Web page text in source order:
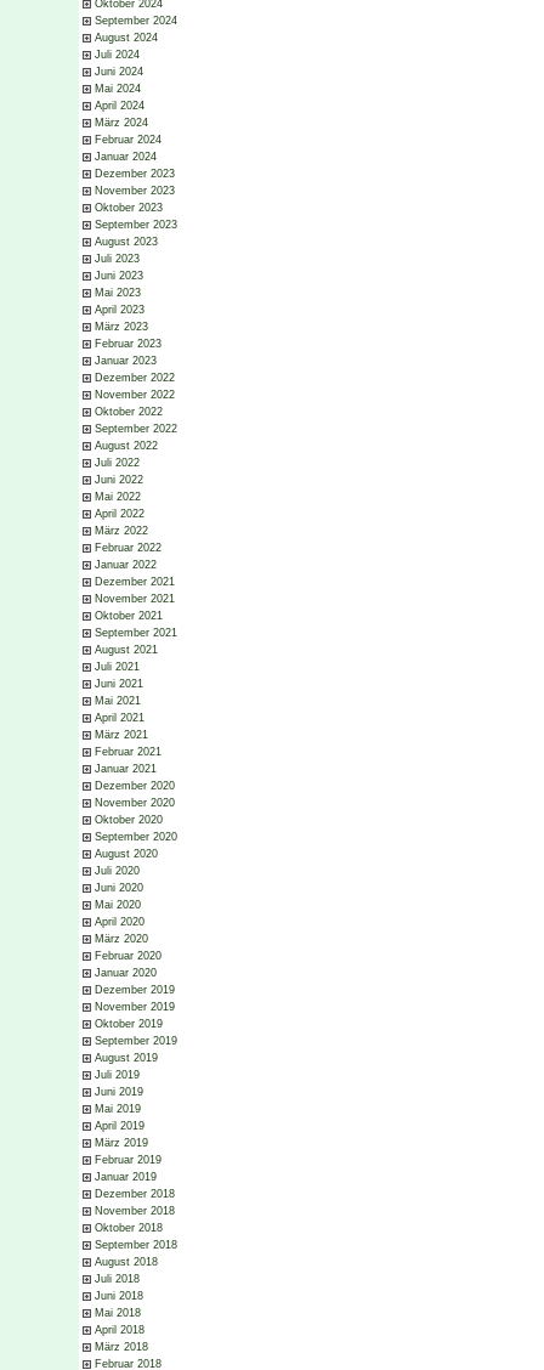
Oktober 2024
September 2024
August 2024
Juli 2024
Juni 2024
Mai 2024
April 2024
März 2024
Februar 2024
Januar 2024
Dezember 2023
November 2023
Oktober 2023
September 2023
August 2023
Juli 2023
Juni 2023
Mai 2023
April 2023
März 2023
Februar 2023
Januar 2023
Dezember 2022
November 2022
Oktober 2022
September 2022
August 2022
Juli 2022
Juni 2022
Mai 2022
April 2022
März 2022
Februar 2022
Januar 2022
Dezember 2021
November 2021
Oktober 2021
September 2021
August 2021
Juli 2021
Juni 2021
Mai 2021
April 2021
März 2021
Februar 2021
Januar 2021
Dezember 2020
November 2020
Oktober 2020
September 2020
August 2020
Juli 2020
Juni 2020
Mai 2020
April 2020
März 2020
Februar 2020
Januar 2020
Dezember 2019
November 2019
Oktober 2019
September 2019
August 2019
Juli 2019
Juni 2019
Mai 2019
April 2019
März 2019
Februar 2019
Januar 2019
Dezember 2018
November 2018
Oktober 2018
September 2018
August 2018
Juli 2018
Juni 2018
Mai 2018
April 2018
März 2018
Februar 2018